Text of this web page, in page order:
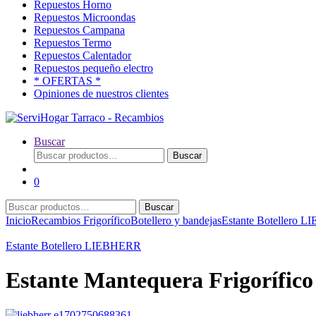
Repuestos Horno
Repuestos Microondas
Repuestos Campana
Repuestos Termo
Repuestos Calentador
Repuestos pequeño electro
* OFERTAS *
Opiniones de nuestros clientes
Buscar
Buscar
por:
Buscar
0
Buscar
por:
Buscar
InicioRecambios FrigoríficoBotellero y bandejasEstante Botellero
Estante Botellero LIEBHERR
Estante Mantequera